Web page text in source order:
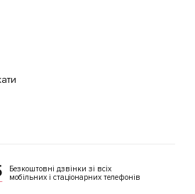
Безкоштовні дзвінки зі всіх
мобільних і стаціонарних телефонів